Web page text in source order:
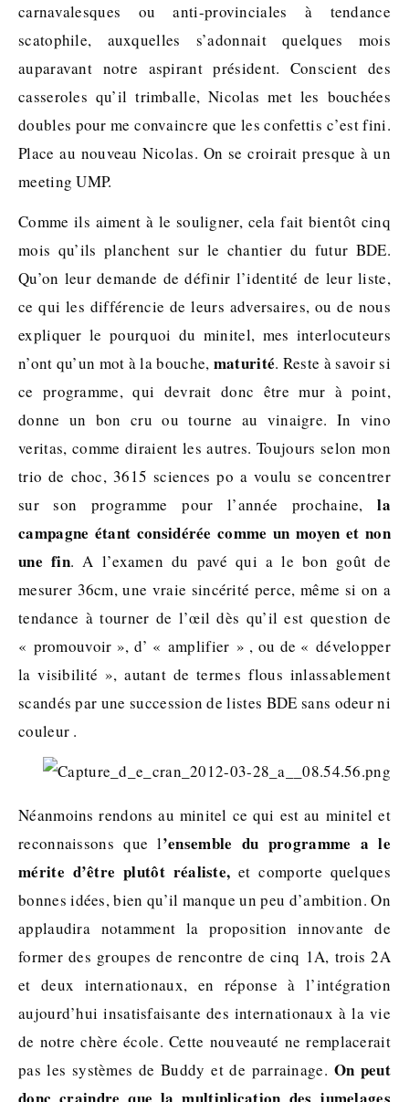
carnavalesques ou anti-provinciales à tendance
scatophile, auxquelles s’adonnait quelques mois
auparavant notre aspirant président. Conscient des
casseroles qu’il trimballe, Nicolas met les bouchées
doubles pour me convaincre que les confettis c’est fini.
Place au nouveau Nicolas. On se croirait presque à un
meeting UMP.
Comme ils aiment à le souligner, cela fait bientôt cinq
mois qu’ils planchent sur le chantier du futur BDE.
Qu’on leur demande de définir l’identité de leur liste,
ce qui les différencie de leurs adversaires, ou de nous
expliquer le pourquoi du minitel, mes interlocuteurs
n’ont qu’un mot à la bouche, maturité. Reste à savoir si
ce programme, qui devrait donc être mur à point,
donne un bon cru ou tourne au vinaigre. In vino
veritas, comme diraient les autres. Toujours selon mon
trio de choc, 3615 sciences po a voulu se concentrer
sur son programme pour l’année prochaine,la
campagne étant considérée comme un moyen et non
une fin. A l’examen du pavé qui a le bon goût de
mesurer 36cm, une vraie sincérité perce, même si on a
tendance à tourner de l’œil dès qu’il est question de
« promouvoir », d’ « amplifier » , ou de « développer
la visibilité », autant de termes flous inlassablement
scandés par une succession de listes BDE sans odeur ni
couleur .
Néanmoins rendons au minitel ce qui est au minitel et
reconnaissons que l’ensemble du programme a le
mérite d’être plutôt réaliste, et comporte quelques
bonnes idées, bien qu’il manque un peu d’ambition. On
applaudira notamment la proposition innovante de
former des groupes de rencontre de cinq 1A, trois 2A
et deux internationaux, en réponse à l’intégration
aujourd’hui insatisfaisante des internationaux à la vie
de notre chère école. Cette nouveauté ne remplacerait
pas les systèmes de Buddy et de parrainage. On peut